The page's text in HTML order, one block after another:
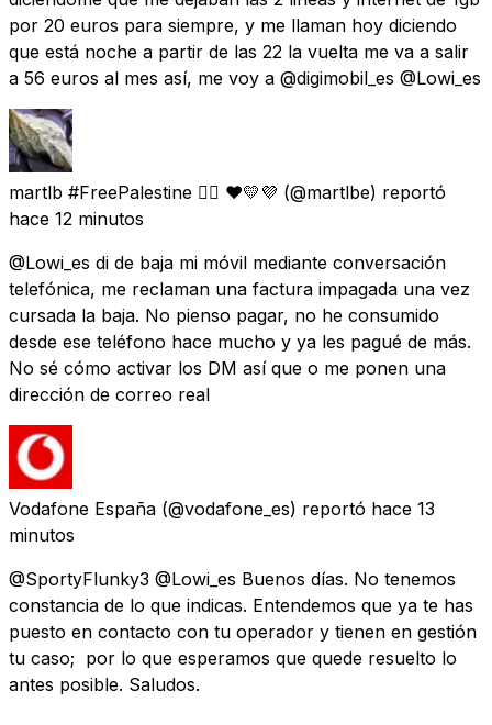
por 20 euros para siempre, y me llaman hoy diciendo
que está noche a partir de las 22 la vuelta me va a salir
a 56 euros al mes así, me voy a @digimobil_es @Lowi_es
martlb #FreePalestine 🏳️‍🌈 ❤💛💜 (@martlbe) reportó
hace 12 minutos
@Lowi_es di de baja mi móvil mediante conversación
telefónica, me reclaman una factura impagada una vez
cursada la baja. No pienso pagar, no he consumido
desde ese teléfono hace mucho y ya les pagué de más.
No sé cómo activar los DM así que o me ponen una
dirección de correo real
Vodafone España (@vodafone_es) reportó hace 13
minutos
@SportyFlunky3 @Lowi_es Buenos días. No tenemos
constancia de lo que indicas. Entendemos que ya te has
puesto en contacto con tu operador y tienen en gestión
tu caso; por lo que esperamos que quede resuelto lo
antes posible. Saludos.